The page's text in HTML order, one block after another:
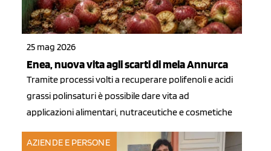
25 mag 2026
Enea, nuova vita agli scarti di mela Annurca
Tramite processi volti a recuperare polifenoli e acidi
grassi polinsaturi è possibile dare vita ad
applicazioni alimentari, nutraceutiche e cosmetiche
AZIENDE E PERSONE